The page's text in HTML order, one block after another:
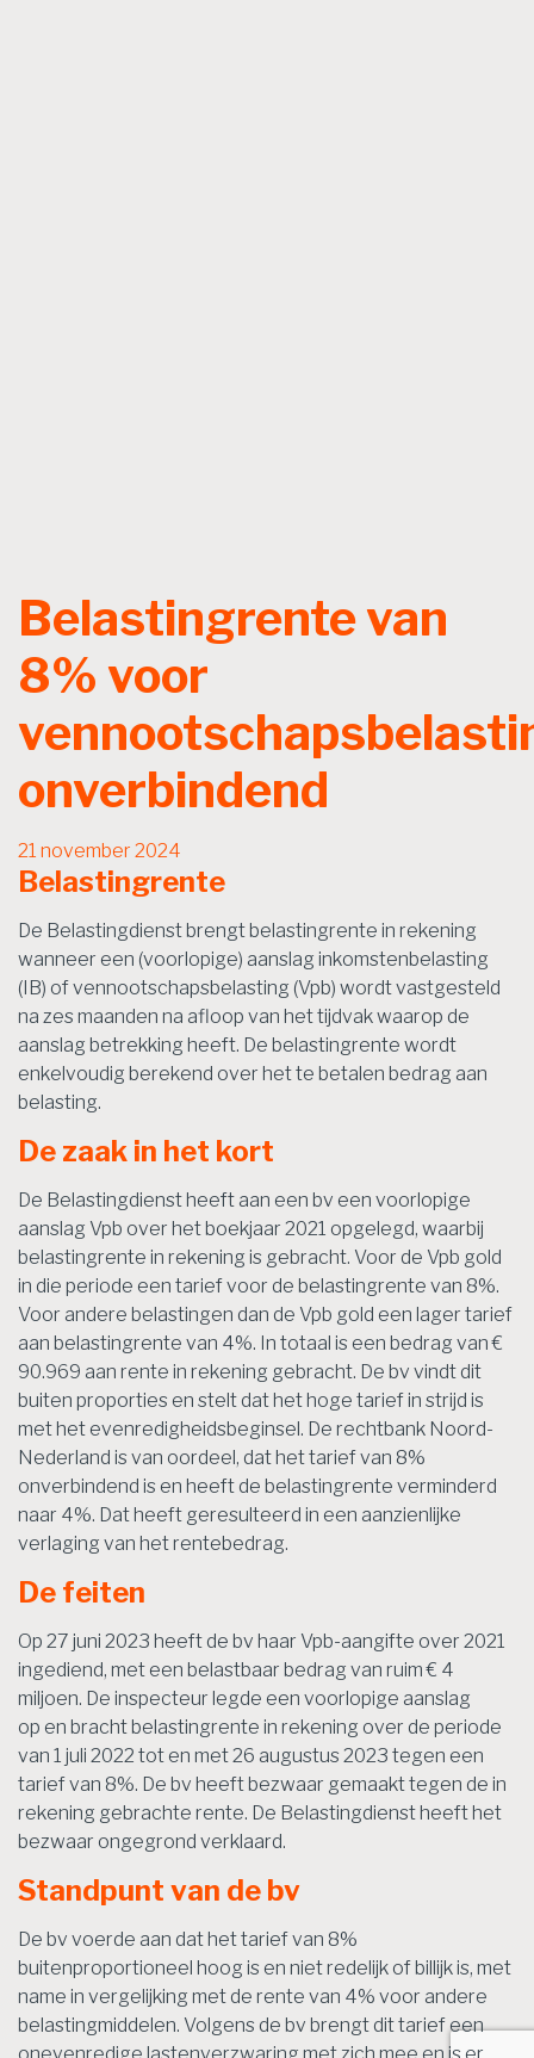
Belastingrente van
8% voor
onverbindend
21 november 2024
Belastingrente
De Belastingdienst brengt belastingrente in rekening
wanneer een (voorlopige) aanslag inkomstenbelasting
(IB) of vennootschapsbelasting (Vpb) wordt vastgesteld
na zes maanden na afloop van het tijdvak waarop de
aanslag betrekking heeft. De belastingrente wordt
enkelvoudig berekend over het te betalen bedrag aan
belasting.
De zaak in het kort
De Belastingdienst heeft aan een bv een voorlopige
aanslag Vpb over het boekjaar 2021 opgelegd, waarbij
belastingrente in rekening is gebracht. Voor de Vpb gold
in die periode een tarief voor de belastingrente van 8%.
Voor andere belastingen dan de Vpb gold een lager tarief
aan belastingrente van 4%. In totaal is een bedrag van €
90.969 aan rente in rekening gebracht. De bv vindt dit
buiten proporties en stelt dat het hoge tarief in strijd is
met het evenredigheidsbeginsel. De rechtbank Noord-
Nederland is van oordeel, dat het tarief van 8%
onverbindend is en heeft de belastingrente verminderd
naar 4%. Dat heeft geresulteerd in een aanzienlijke
verlaging van het rentebedrag.
De feiten
Op 27 juni 2023 heeft de bv haar Vpb-aangifte over 2021
ingediend, met een belastbaar bedrag van ruim € 4
miljoen. De inspecteur legde een voorlopige aanslag
op en bracht belastingrente in rekening over de periode
van 1 juli 2022 tot en met 26 augustus 2023 tegen een
tarief van 8%. De bv heeft bezwaar gemaakt tegen de in
rekening gebrachte rente. De Belastingdienst heeft het
bezwaar ongegrond verklaard.
Standpunt van de bv
De bv voerde aan dat het tarief van 8%
buitenproportioneel hoog is en niet redelijk of billijk is, met
name in vergelijking met de rente van 4% voor andere
belastingmiddelen. Volgens de bv brengt dit tarief een